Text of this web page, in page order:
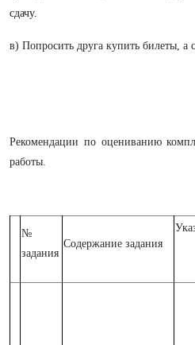
сдачу.
в) Попросить друга купить билеты, а
Рекомендации по оцениванию
работы.
№
задания
Содержание задания